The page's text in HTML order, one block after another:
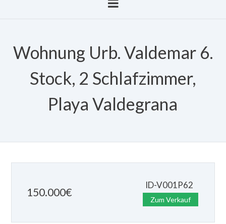
Wohnung Urb. Valdemar 6.
Stock, 2 Schlafzimmer,
Playa Valdegrana
150.000€
ID-V001P62
Zum Verkauf